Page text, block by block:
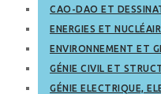
CAO-DAO ET
ENERGIES ET
ENVIRONNEMENT ET
GÉNIE CIVIL ET
GÉNIE ELECTRIQUE,